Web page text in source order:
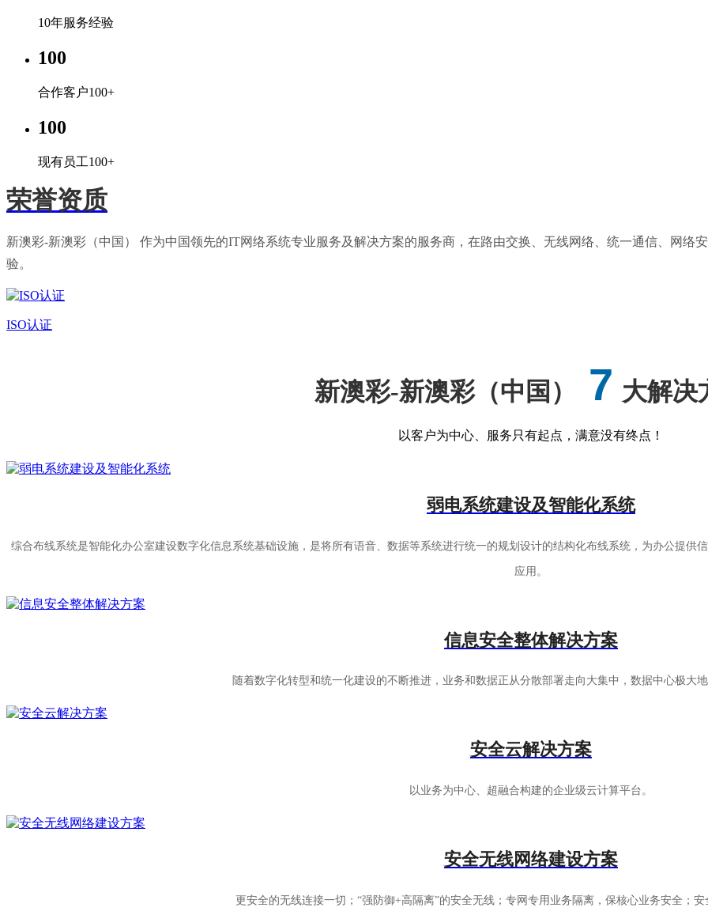
10年服务经验
100
合作客户100+
100
现有员工100+
荣誉资质
新澳彩-新澳彩（中国） 作为中国领先的IT网络系统专业服务及解决方案的服务商，在路由交换、无线网络、统一通信、网络
验。
ISO认证
新澳彩-新澳彩（中国） 7 大解决
以客户为中心、服务只有起点，满意没有终点！
弱电系统建设及智能化系统
综合布线系统是智能化办公室建设数字化信息系统基础设施，是将所有语音、数据等系统进行统一的规划设计的结构化布线系统，为办公提供
应用。
信息安全整体解决方案
随着数字化转型和统一化建设的不断推进，业务和数据正从分散部署走向大集中，数据中心极大
安全云解决方案
以业务为中心、超融合构建的企业级云计算平台。
安全无线网络建设方案
更安全的无线连接一切；“强防御+高隔离”的安全无线；专网专用业务隔离，保核心业务安全；